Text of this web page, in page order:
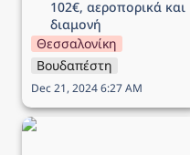
102€, αεροπορικά και
διαμονή
Θεσσαλονίκη
Βουδαπέστη
Dec 21, 2024 6:27 AM
Ταξίδι στο Άμστερνταμ →